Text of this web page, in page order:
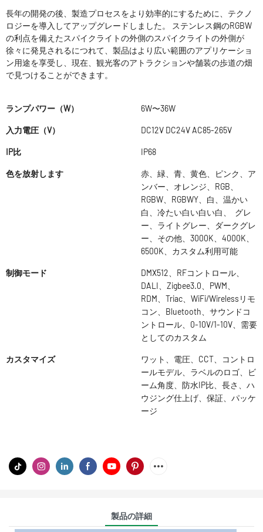
長年の開発の後、製造プロセスをより効率的にするために、テクノ
ロジーを導入してアップグレードしました。 ステンレス鋼のRGBW
の利点を備えたスパイクライトの外側のスパイクライトの外側が
徐々に発見されるにつれて、製品はより広い範囲のアプリケーショ
ン用途を享受し、現在、観光客のアトラクションや舗装の歩道の畑
で見つけることができます。
ランプパワー（W） 6W〜36W
入力電圧（V） DC12V DC24V AC85-265V
IP比 IP68
色を放射します
赤、緑、青、黄色、ピンク、ア
ンバー、オレンジ、RGB、
RGBW、RGBWY、白、温かい
白、冷たい白い白い白、 グレ
ー、ライトグレー、ダークグレ
ー、その他、3000K、4000K、
6500K、カスタム利用可能
制御モード
DMX512、RFコントロール、
DALI、Zigbee3.0、PWM、
RDM、Triac、WiFi/Wirelessリモ
コン、Bluetooth、サウンドコ
ントロール、0-10V/1-10V、需要
としてのカスタム
カスタマイズ
ワット、電圧、CCT、コントロ
ールモデル、ラベルのロゴ、ビ
ーム角度、防水IP比、長さ、ハ
ウジング仕上げ、保証、パッケ
ージ
製品の詳細